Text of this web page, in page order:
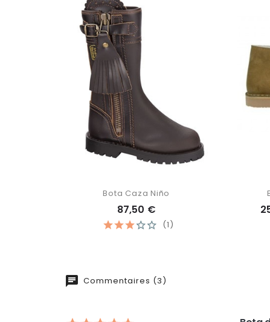
(1)
Bota Caza Niño
87,50 €
Commentaires (3)